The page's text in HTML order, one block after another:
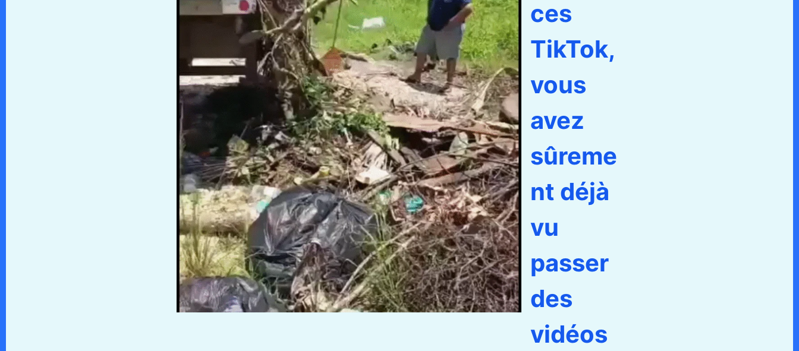
ces
TikTok,
vous
avez
sûreme
nt déjà
vu
passer
des
vidéos